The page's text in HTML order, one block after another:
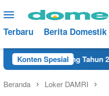
ke
konten
Menu
Mobile
Terbaru Berita Domestik
Konten Spesial
di Rembang Tahun 2025
Beranda Loker DAMRI